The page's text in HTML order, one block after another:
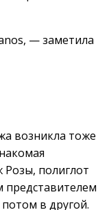
— заметила
возникла тоже
Розы, полиглот
представителем
в другой.